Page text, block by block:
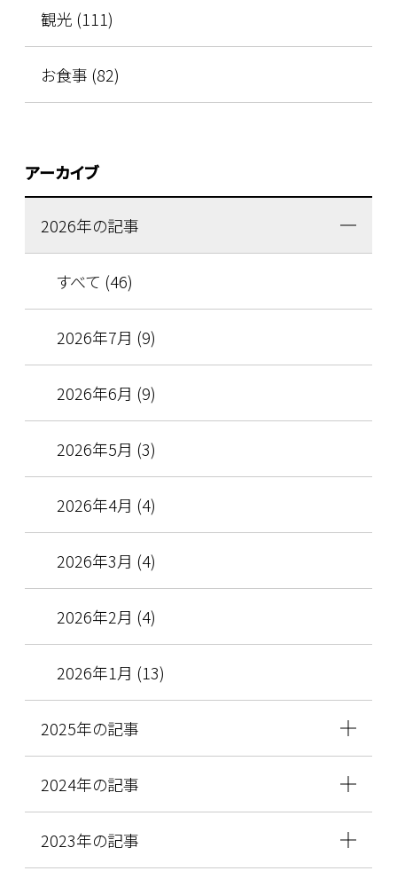
観光 (111)
お食事 (82)
アーカイブ
2026年の記事
すべて (46)
2026年7月 (9)
2026年6月 (9)
2026年5月 (3)
2026年4月 (4)
2026年3月 (4)
2026年2月 (4)
2026年1月 (13)
2025年の記事
2024年の記事
2023年の記事